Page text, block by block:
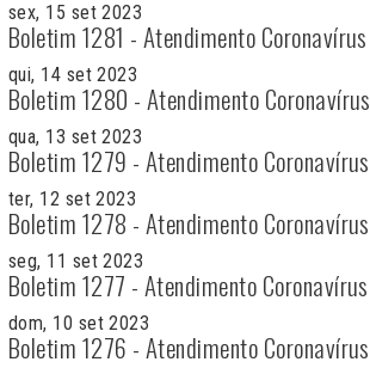
sex, 15 set 2023
Boletim 1281 - Atendimento Coronavírus
qui, 14 set 2023
Boletim 1280 - Atendimento Coronavírus
qua, 13 set 2023
Boletim 1279 - Atendimento Coronavírus
ter, 12 set 2023
Boletim 1278 - Atendimento Coronavírus
seg, 11 set 2023
Boletim 1277 - Atendimento Coronavírus
dom, 10 set 2023
Boletim 1276 - Atendimento Coronavírus